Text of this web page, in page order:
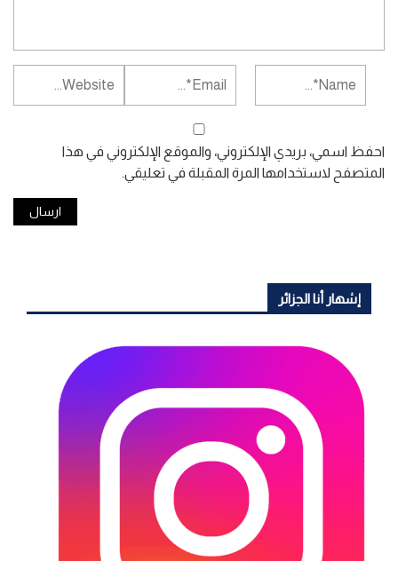
احفظ اسمي، بريدي الإلكتروني، والموقع الإلكتروني في هذا
المتصفح لاستخدامها المرة المقبلة في تعليقي.
إشهار أنا الجزائر